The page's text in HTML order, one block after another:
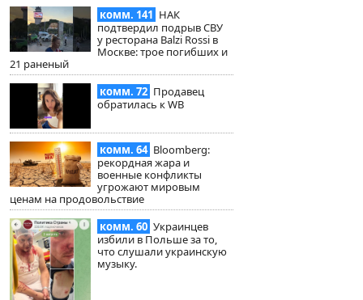
комм. 141 НАК
подтвердил подрыв СВУ
у ресторана Balzi Rossi в
Москве: трое погибших и
21 раненый
комм. 72 Продавец
обратилась к WB
комм. 64 Bloomberg:
рекордная жара и
военные конфликты
угрожают мировым
ценам на продовольствие
комм. 60 Украинцев
избили в Польше за то,
что слушали украинскую
музыку.